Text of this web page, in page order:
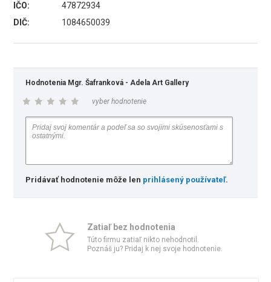
IČO:
47872934
DIČ:
1084650039
Hodnotenia Mgr. Šafranková - Adela Art Gallery
vyber hodnotenie
Pridávať hodnotenie môže len prihlásený používateľ.
Zatiaľ bez hodnotenia
Túto firmu zatiaľ nikto nehodnotil.
Poznáš ju? Pridaj k nej svoje hodnotenie.